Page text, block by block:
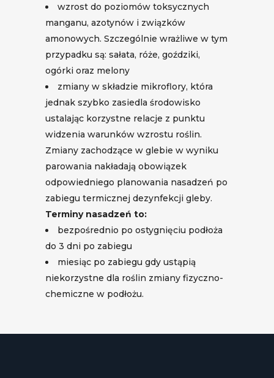
wzrost do poziomów toksycznych
manganu, azotynów i związków
amonowych. Szczególnie wrażliwe w tym
przypadku są: sałata, róże, goździki,
ogórki oraz melony
zmiany w składzie mikroflory, która
jednak szybko zasiedla środowisko
ustalając korzystne relacje z punktu
widzenia warunków wzrostu roślin.
Zmiany zachodzące w glebie w wyniku
parowania nakładają obowiązek
odpowiedniego planowania nasadzeń po
zabiegu termicznej dezynfekcji gleby.
Terminy nasadzeń to:
bezpośrednio po ostygnięciu podłoża
do 3 dni po zabiegu
miesiąc po zabiegu gdy ustąpią
niekorzystne dla roślin zmiany fizyczno-
chemiczne w podłożu.